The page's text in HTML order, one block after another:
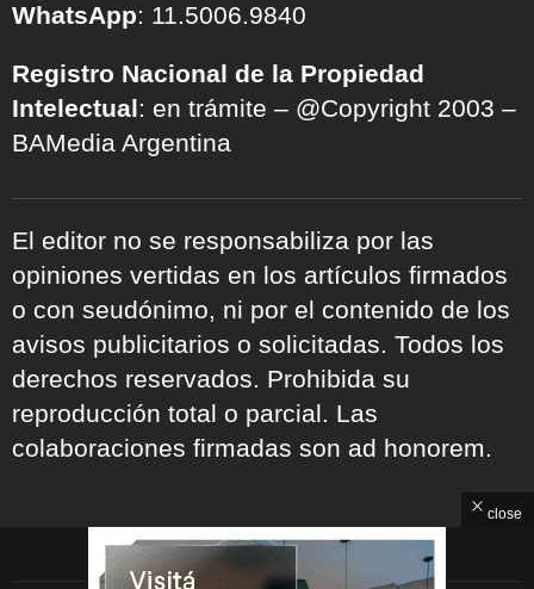
WhatsApp: 11.5006.9840
Registro Nacional de la Propiedad
Intelectual: en trámite – @Copyright 2003 –
BAMedia Argentina
El editor no se responsabiliza por las
opiniones vertidas en los artículos firmados
o con seudónimo, ni por el contenido de los
avisos publicitarios o solicitadas. Todos los
derechos reservados. Prohibida su
reproducción total o parcial. Las
colaboraciones firmadas son ad honorem.
ARCHIVOS
close